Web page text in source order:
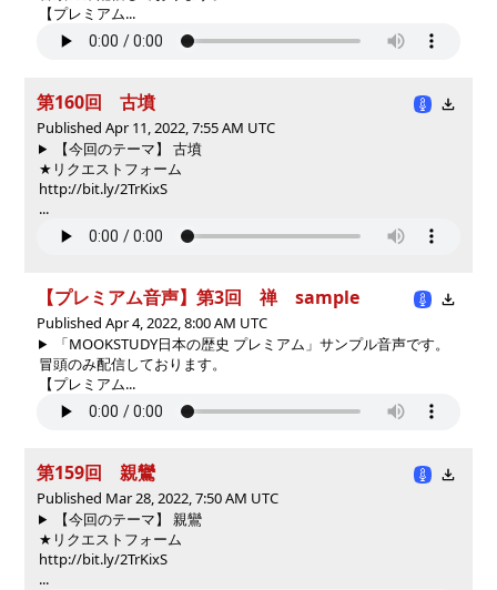
【プレミアム...
第160回 古墳
Published Apr 11, 2022, 7:55 AM UTC
【今回のテーマ】 古墳
★リクエストフォーム
http://bit.ly/2TrKixS
...
【プレミアム音声】第3回 禅 sample
Published Apr 4, 2022, 8:00 AM UTC
「MOOKSTUDY日本の歴史 プレミアム」サンプル音声です。
冒頭のみ配信しております。
【プレミアム...
第159回 親鸞
Published Mar 28, 2022, 7:50 AM UTC
【今回のテーマ】 親鸞
★リクエストフォーム
http://bit.ly/2TrKixS
...